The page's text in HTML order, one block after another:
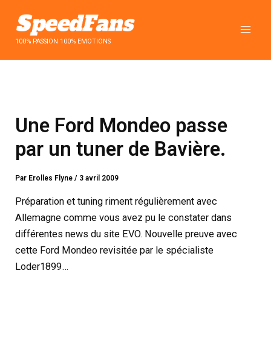
contenu100% PASSION 100% EMOTIONS
Une Ford Mondeo passe
par un tuner de Bavière.
Par Erolles Flyne/ 3 avril 2009
Préparation et tuning riment régulièrement avec
Allemagne comme vous avez pu le constater dans
différentes news du site EVO. Nouvelle preuve avec
cette Ford Mondeo revisitée par le spécialiste
Loder1899…